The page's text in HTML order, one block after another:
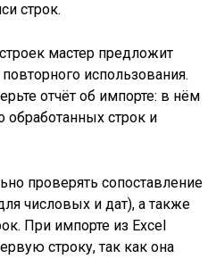
строк.
мастер предложит
использования.
отчёт об импорте: в нём
обработанных строк и
проверять сопоставление
числовых и дат), а также
При импорте из Excel
строку, так как она